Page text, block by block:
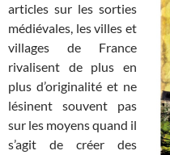
articles sur les sorties
médiévales, les villes et
villages de France
rivalisent de plus en
plus d’originalité et ne
lésinent souvent pas
sur les moyens quand il
s’agit de créer des